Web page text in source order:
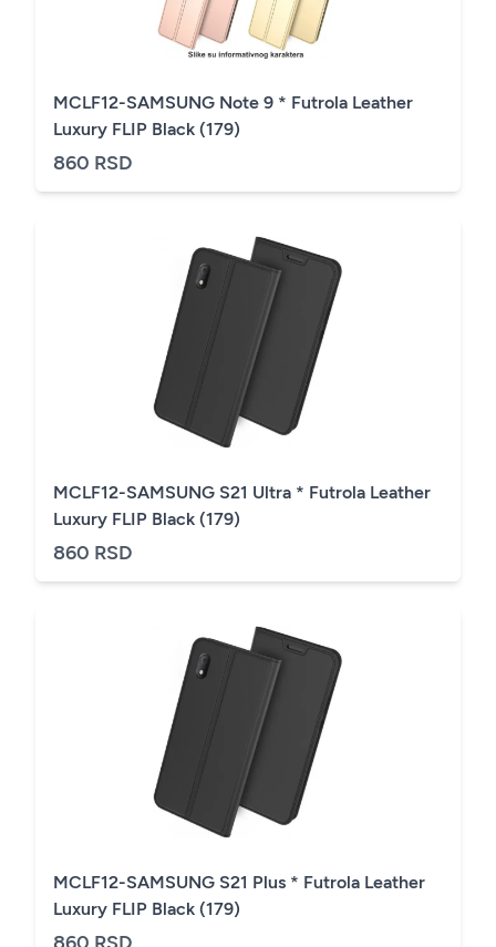
MCLF12-SAMSUNG Note 9 * Futrola Leather
Luxury FLIP Black (179)
860 RSD
MCLF12-SAMSUNG S21 Ultra * Futrola Leather
Luxury FLIP Black (179)
860 RSD
MCLF12-SAMSUNG S21 Plus * Futrola Leather
Luxury FLIP Black (179)